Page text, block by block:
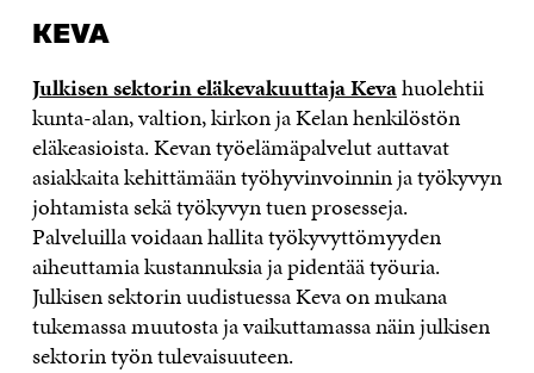
KEVA
Julkisen sektorin eläkevakuuttaja Kevahuolehtii
kunta-alan, valtion, kirkon ja Kelan henkilöstön
eläkeasioista. Kevan työelämäpalvelut auttavat
asiakkaita kehittämään työhyvinvoinnin ja työkyvyn
johtamista sekä työkyvyn tuen prosesseja.
Palveluilla voidaan hallita työkyvyttömyyden
aiheuttamia kustannuksia ja pidentää työuria.
Julkisen sektorin uudistuessa Keva on mukana
tukemassa muutosta ja vaikuttamassa näin julkisen
sektorin työn tulevaisuuteen.